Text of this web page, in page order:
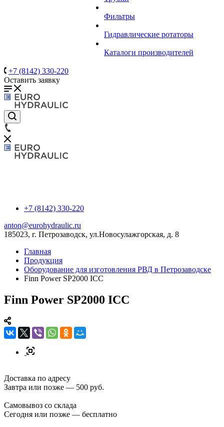
Фильтры
Гидравлические ротаторы
Каталоги производителей
+7 (8142) 330-220
Оставить заявку
+7 (8142) 330-220
anton@eurohydraulic.ru
185023, г. Петрозаводск, ул.Новосулажгорская, д. 8
Главная
Продукция
Оборудование для изготовления РВД в Петрозаводске
Finn Power SP2000 ICC
Finn Power SP2000 ICC
Доставка по адресу
Завтра или позже — 500 руб.
Самовывоз со склада
Сегодня или позже — бесплатно